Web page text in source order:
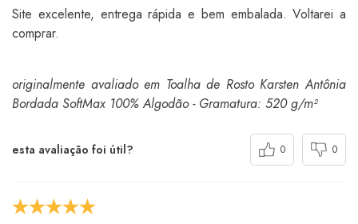
Site excelente, entrega rápida e bem embalada. Voltarei a
comprar.
originalmente avaliado em Toalha de Rosto Karsten Antônia
Bordada SoftMax 100% Algodão - Gramatura: 520 g/m²
esta avaliação foi útil? 0 0